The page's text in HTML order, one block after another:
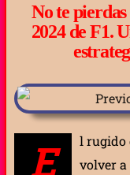
No te
2024 de F1.
E
l rugido
volver a